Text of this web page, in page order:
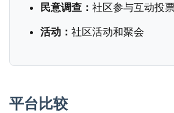
民意调查： 社区参与互动投
活动： 社区活动和聚会
平台比较